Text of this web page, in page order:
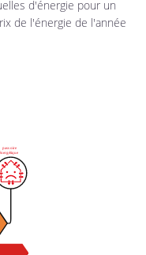
d'énergie pour un
de l'énergie de l'année